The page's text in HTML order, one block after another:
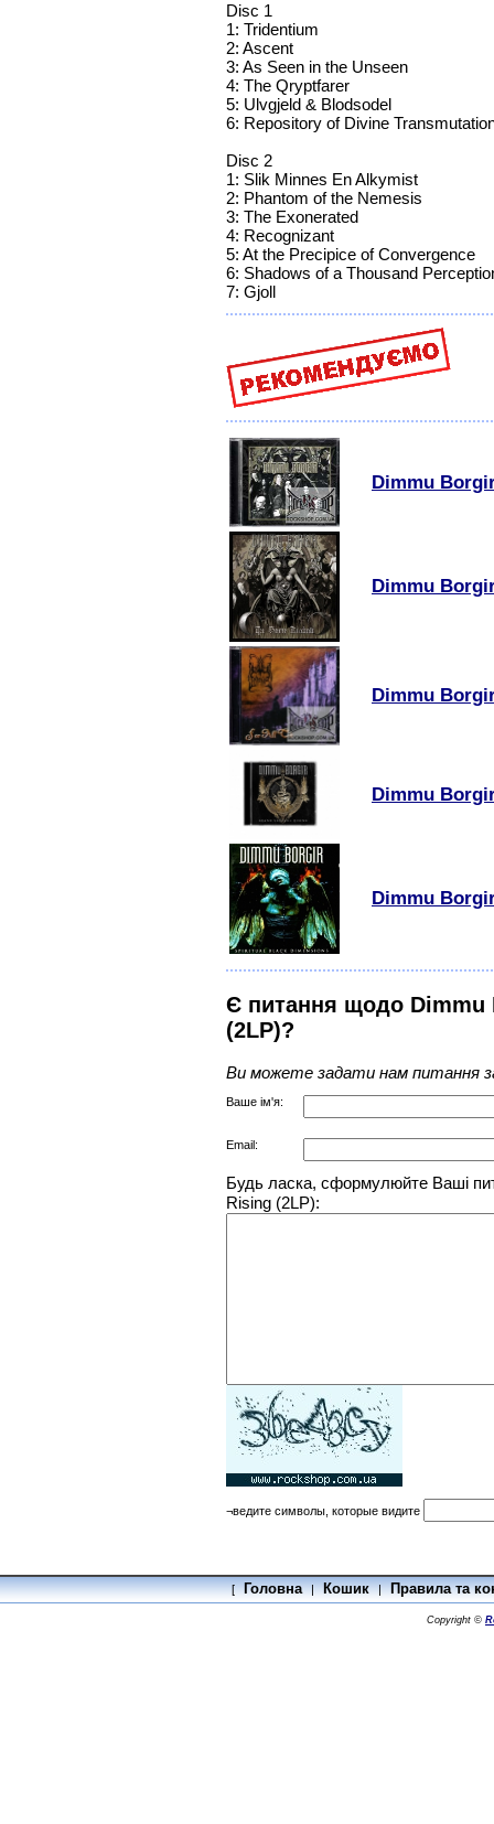
Disc 1
1: Tridentium
2: Ascent
3: As Seen in the Unseen
4: The Qryptfarer
5: Ulvgjeld & Blodsodel
6: Repository of Divine
Disc 2
1: Slik Minnes En Alkymist
2: Phantom of the Nemesis
3: The Exonerated
4: Recognizant
5: At the Precipice of Convergence
6: Shadows of a Thousand
7: Gjoll
Dimmu
Dimmu
Dimmu
Dimmu
Dimmu
Є питання щодо Dimmu
(2LP)?
Ви можете задати нам питання
Ваше ім'я:
Email:
Будь ласка, сформулюйте Ваші
Rising (2LP):
¬ведите символы, которые видите
[ Головна | Кошик | Правила та
Copyright ©